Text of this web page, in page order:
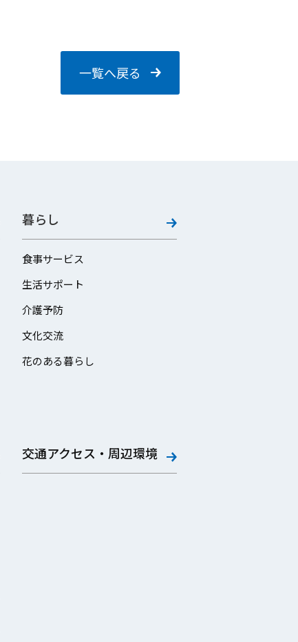
一覧へ戻る
暮らし
食事サービス
生活サポート
介護予防
文化交流
花のある暮らし
交通アクセス・周辺環境